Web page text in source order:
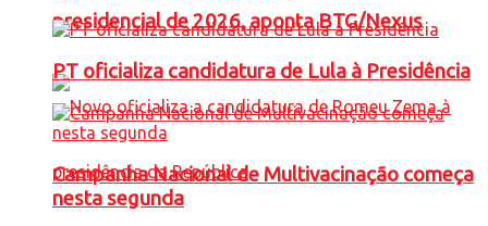
presidencial de 2026, aponta BTG/Nexus
PT oficializa candidatura de Lula à Presidência
Campanha Nacional de Multivacinação começa
nesta segunda